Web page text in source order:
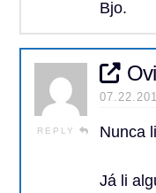
Bjo.
REPLY Nunca
Já li